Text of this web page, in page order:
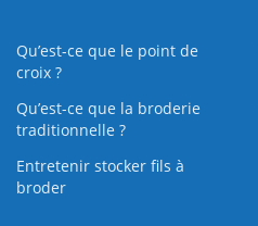
Qu’est-ce que le point de
croix ?
Qu’est-ce que la broderie
traditionnelle ?
Entretenir stocker fils à
broder